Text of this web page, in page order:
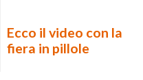
Ecco il video con la
fiera in pillole